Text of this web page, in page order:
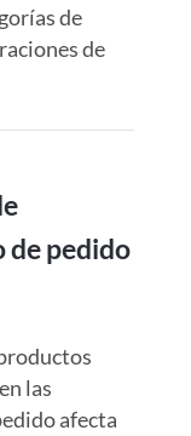
de
de
de pedido
las
afecta